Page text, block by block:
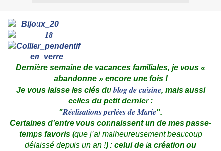
Dernière semaine de vacances familiales, je vous «
abandonne » encore une fois !
Je vous laisse les clés dublog de cuisine, mais aussi
celles du petit dernier :
"Réalisations perlées de Marie".
Certaines d’entre vous connaissent un de mes passe-
temps favoris (que j’ai malheureusement beaucoup
délaissé depuis un an !) : celui de la création ou